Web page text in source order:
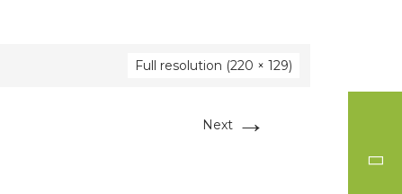
Full resolution (220 × 129)
Next →